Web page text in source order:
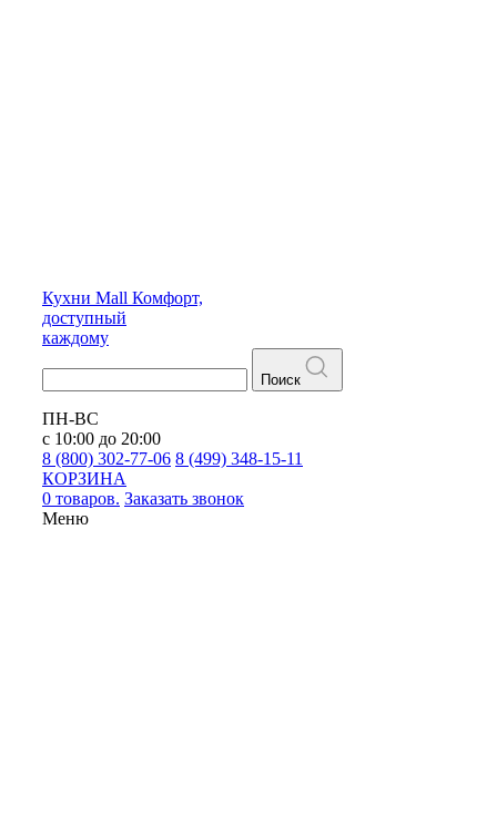
Кухни Mall Комфорт,
доступный
каждому
Поиск
ПН-ВС
с 10:00 до 20:00
8 (800) 302-77-06 8 (499) 348-15-11
КОРЗИНА
0 товаров. Заказать звонок
Меню